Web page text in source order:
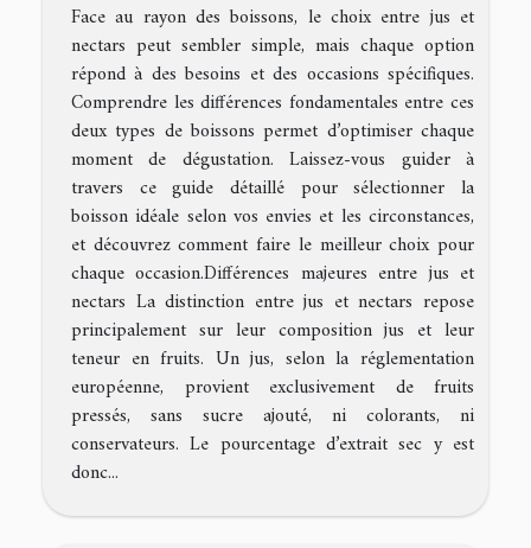
Face au rayon des boissons, le choix entre jus et
nectars peut sembler simple, mais chaque option
répond à des besoins et des occasions spécifiques.
Comprendre les différences fondamentales entre ces
deux types de boissons permet d’optimiser chaque
moment de dégustation. Laissez-vous guider à
travers ce guide détaillé pour sélectionner la
boisson idéale selon vos envies et les circonstances,
et découvrez comment faire le meilleur choix pour
chaque occasion.Différences majeures entre jus et
nectars La distinction entre jus et nectars repose
principalement sur leur composition jus et leur
teneur en fruits. Un jus, selon la réglementation
européenne, provient exclusivement de fruits
pressés, sans sucre ajouté, ni colorants, ni
conservateurs. Le pourcentage d’extrait sec y est
donc...